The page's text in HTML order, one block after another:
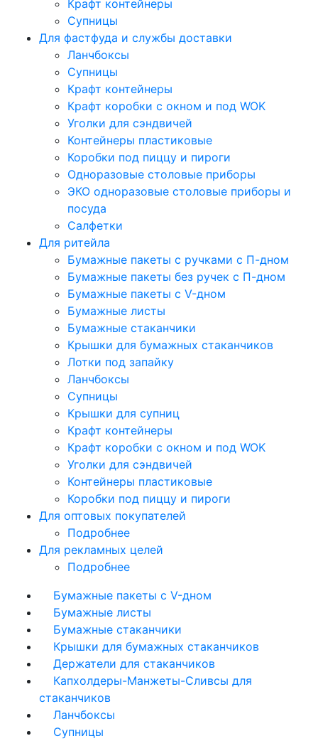
Крафт контейнеры
Супницы
Для фастфуда и службы доставки
Ланчбоксы
Супницы
Крафт контейнеры
Крафт коробки с окном и под WOK
Уголки для сэндвичей
Контейнеры пластиковые
Коробки под пиццу и пироги
Одноразовые столовые приборы
ЭКО одноразовые столовые приборы и
посуда
Салфетки
Для ритейла
Бумажные пакеты с ручками с П-дном
Бумажные пакеты без ручек с П-дном
Бумажные пакеты с V-дном
Бумажные листы
Бумажные стаканчики
Крышки для бумажных стаканчиков
Лотки под запайку
Ланчбоксы
Супницы
Крышки для супниц
Крафт контейнеры
Крафт коробки с окном и под WOK
Уголки для сэндвичей
Контейнеры пластиковые
Коробки под пиццу и пироги
Для оптовых покупателей
Подробнее
Для рекламных целей
Подробнее
Бумажные пакеты с V-дном
Бумажные листы
Бумажные стаканчики
Крышки для бумажных стаканчиков
Держатели для стаканчиков
Капхолдеры-Манжеты-Сливсы для
стаканчиков
Ланчбоксы
Супницы